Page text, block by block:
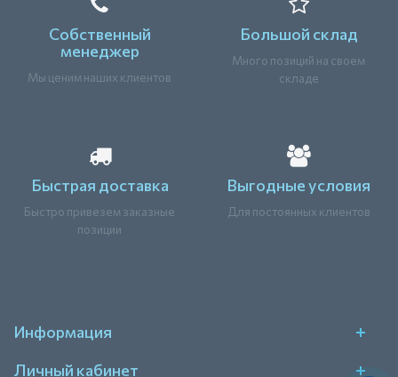
Собственный
менеджер
Мы ценим наших клиентов
Большой склад
Много позиций на своем
складе
Быстрая доставка
Быстро привезем заказные
позиции
Выгодные условия
Для постоянных клиентов
Информация
Личный кабинет